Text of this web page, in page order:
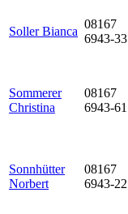
Soller Bianca
08167
6943-33
Sommerer
Christina
08167
6943-61
Sonnhütter
Norbert
08167
6943-22